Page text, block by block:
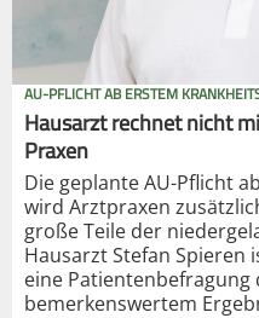
AU-PFLICHT AB ERSTEM
Hausarzt rechnet nicht
Praxen
Die geplante AU-Pflicht
wird Arztpraxen
große Teile der
Hausarzt Stefan Spieren
eine
bemerkenswertem